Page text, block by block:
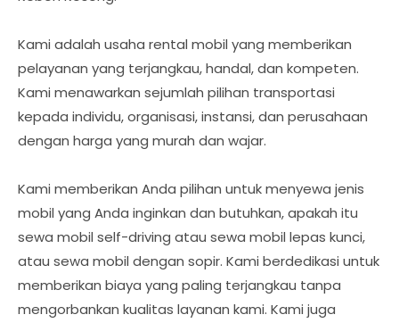
Kami adalah usaha rental mobil yang memberikan
pelayanan yang terjangkau, handal, dan kompeten.
Kami menawarkan sejumlah pilihan transportasi
kepada individu, organisasi, instansi, dan perusahaan
dengan harga yang murah dan wajar.
Kami memberikan Anda pilihan untuk menyewa jenis
mobil yang Anda inginkan dan butuhkan, apakah itu
sewa mobil self-driving atau sewa mobil lepas kunci,
atau sewa mobil dengan sopir. Kami berdedikasi untuk
memberikan biaya yang paling terjangkau tanpa
mengorbankan kualitas layanan kami. Kami juga